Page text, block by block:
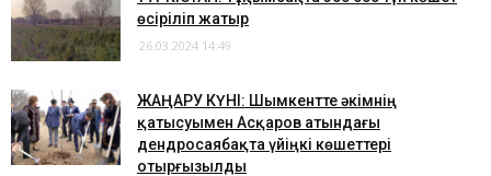
өсіріліп жатыр
26.03.2024 14:49
​ЖАҢАРУ КҮНІ: Шымкентте әкімнің
қатысуымен Асқаров атындағы
дендросаябақта үйіңкі көшеттері
отырғызылды